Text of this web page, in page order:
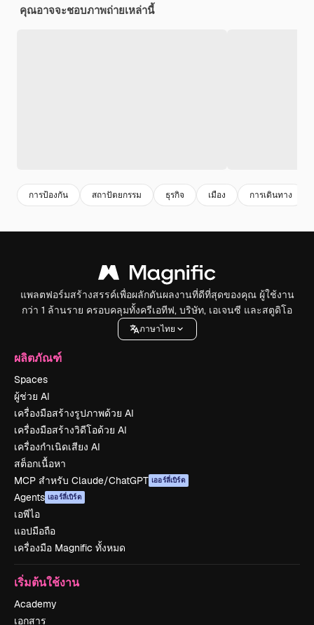
คุณอาจจะชอบภาพถ่ายเหล่านี้
การป้องกัน สถาปัตยกรรม ธุรกิจ เมือง การเดินทาง
แพลตฟอร์มสร้างสรรค์เพื่อผลักดันผลงานที่ดีที่สุดของคุณ ผู้ใช้งาน
กว่า 1 ล้านราย ครอบคลุมทั้งครีเอทีฟ, บริษัท, เอเจนซี และสตูดิโอ
ภาษาไทย
ผลิตภัณฑ์
Spaces
ผู้ช่วย AI
เครื่องมือสร้างรูปภาพด้วย AI
เครื่องมือสร้างวิดีโอด้วย AI
เครื่องกำเนิดเสียง AI
สต็อกเนื้อหา
MCP สำหรับ Claude/ChatGPT เออร์ลี่เบิร์ด
Agents เออร์ลี่เบิร์ด
เอพีไอ
แอปมือถือ
เครื่องมือ Magnific ทั้งหมด
เริ่มต้นใช้งาน
Academy
เอกสาร